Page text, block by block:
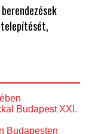
Budapest XXI.
Budapesten